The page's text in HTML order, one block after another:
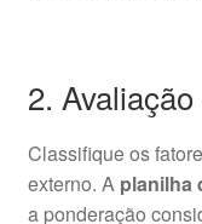
2.
Classifique os
externo. A planilha
a ponderação